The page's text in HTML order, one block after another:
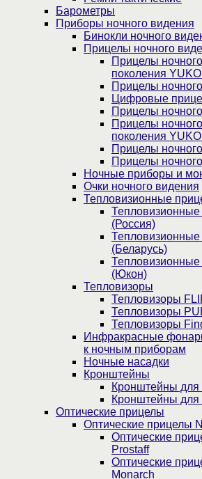
Барометры
Приборы ночного видения
Бинокли ночного
Прицелы ночного
Прицелы
поколения
Прицелы
Цифровые
Прицелы
Прицелы
поколения
Прицелы
Прицелы
Ночные приборы и
Очки ночного видения
Тепловизионные
(Россия)
(Беларусь)
(Юкон)
Тепловизоры
Тепловизоры
Тепловизоры
Тепловизоры
Инфракрасные
к ночным приборам
Ночные насадки
Кронштейны
Кронштейны для
Кронштейны для
Оптические прицелы
Оптические прицелы
Оптические
Prostaff
Оптические
Monarch